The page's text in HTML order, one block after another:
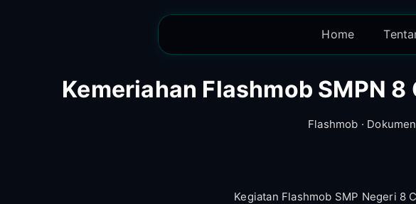
Home
Kemeriahan Flashmob SMPN
Flashmob ·
Kegiatan Flashmob SMP Negeri 8